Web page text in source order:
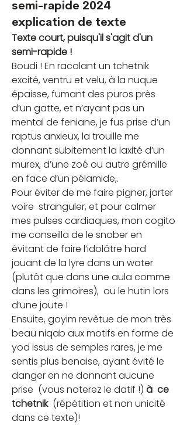
semi-rapide 2024
explication de texte
Texte court, puisqu'il s'agit d'un
semi-rapide !
Boudi ! En racolant un tchetnik
excité, ventru et velu, à la nuque
épaisse, fumant des puros près
d’un gatte, et n’ayant pas un
mental de feniane, je fus prise d’un
raptus anxieux, la trouille me
donnant subitement la laxité d’un
murex, d’une zoé ou autre grémille
en face d’un pélamide,.
Pour éviter de me faire pigner, jarter
voire  stranguler, et pour calmer
mes pulses cardiaques, mon cogito
me conseilla de le snober en
évitant de faire l’idolâtre hard
jouant de la lyre dans un water
(plutôt que dans une aula comme
dans les grimoires),  ou le hutin lors
d’une joute !
Ensuite, goyim revêtue de mon très
beau niqab aux motifs en forme de
yod issus de semples rares, je me
sentis plus benaise, ayant évité le
danger en ne donnant aucune
prise  (vous noterez le datif !) à  ce
tchetnik (répétition et non unicité
dans ce texte)!